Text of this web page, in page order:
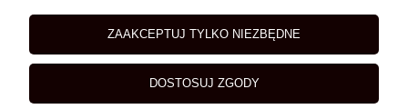
BLOG
ZAAKCEPTUJ TYLKO NIEZBĘDNE
DOSTOSUJ ZGODY